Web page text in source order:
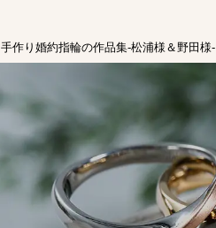
手作り婚約指輪の作品集-松浦様＆野田様-